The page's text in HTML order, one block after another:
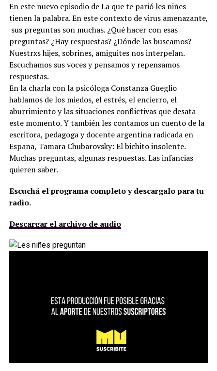
En este nuevo episodio de La que te parió les niñes
tienen la palabra. En este contexto de virus amenazante,
sus preguntas son muchas. ¿Qué hacer con esas
preguntas? ¿Hay respuestas? ¿Dónde las buscamos?
Nuestrxs hijes, sobrines, amiguites nos interpelan.
Escuchamos sus voces y pensamos y repensamos
respuestas.
En la charla con la psicóloga Constanza Gueglio
hablamos de los miedos, el estrés, el encierro, el
aburrimiento y las situaciones conflictivas que desata
este momento. Y también les contamos un cuento de la
escritora, pedagoga y docente argentina radicada en
España, Tamara Chubarovsky: El bichito insolente.
Muchas preguntas, algunas respuestas. Las infancias
quieren saber.
Escuchá el programa completo y descargalo para tu
radio.
Descargar el archivo de audio